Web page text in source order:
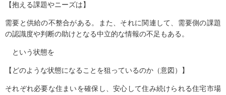
【抱える課題やニーズは】
需要と供給の不整合がある。また、それに関連して、需要側の課題
の認識度や判断の助けとなる中立的な情報の不足もある。
という状態を
【どのような状態になることを狙っているのか（意図）】
それぞれ必要な住まいを確保し、安心して住み続けられる住宅市場